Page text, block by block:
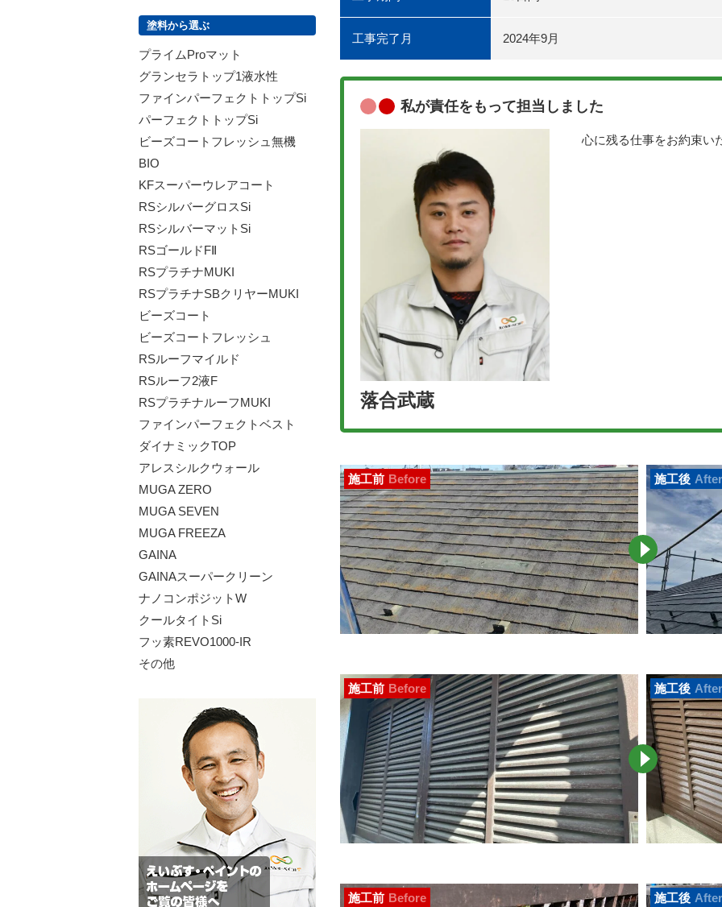
工事完了月 2024年9月
私が責任をもって担当しました
落合武蔵
心に残る仕事をお約束い
施工前 Before 施工後 After
施工前 Before 施工後 After
施工前 Before 施工後 After
塗料から選ぶ
プライムProマット
グランセラトップ1液水性
ファインパーフェクトトップSi
パーフェクトトップSi
ビーズコートフレッシュ無機
BIO
KFスーパーウレアコート
RSシルバーグロスSi
RSシルバーマットSi
RSゴールドFⅡ
RSプラチナMUKI
RSプラチナSBクリヤーMUKI
ビーズコート
ビーズコートフレッシュ
RSルーフマイルド
RSルーフ2液F
RSプラチナルーフMUKI
ファインパーフェクトベスト
ダイナミックTOP
アレスシルクウォール
MUGA ZERO
MUGA SEVEN
MUGA FREEZA
GAINA
GAINAスーパークリーン
ナノコンポジットW
クールタイトSi
フッ素REVO1000-IR
その他